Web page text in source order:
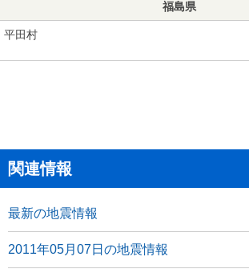
福島県
平田村
関連情報
最新の地震情報
2011年05月07日の地震情報